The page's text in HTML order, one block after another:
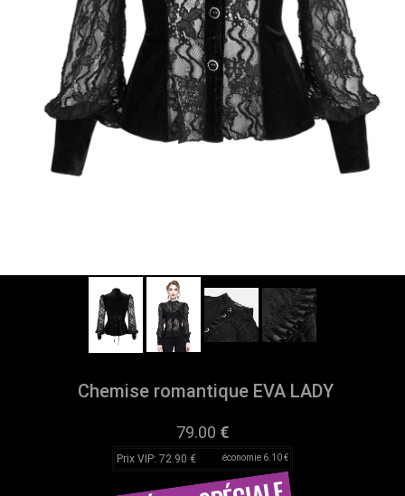
Chemise romantique EVA LADY
79.00 €
Prix VIP: 72.90 € économie 6.10 €